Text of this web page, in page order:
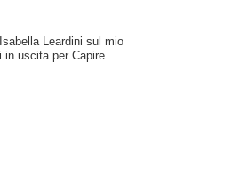
Leardini sul mio
in uscita per Capire